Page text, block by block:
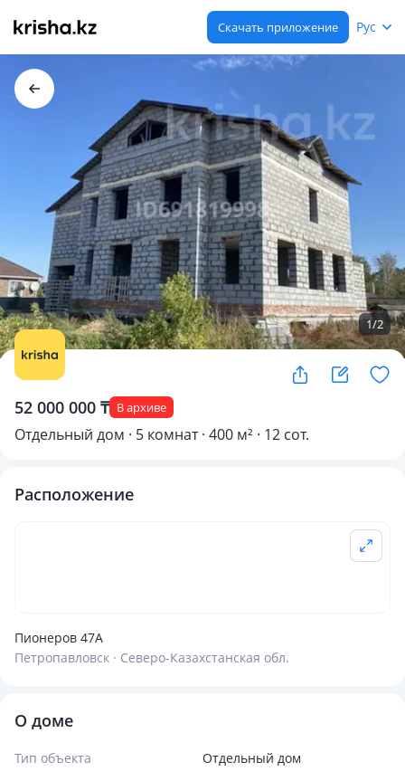
Скачать приложение Рус
1/2
52 000 000 ₸ В архиве
Отдельный дом · 5 комнат · 400 м² · 12 сот.
Расположение
Пионеров 47А
Петропавловск · Северо-Казахстанская обл.
О доме
Тип объекта
Отдельный дом